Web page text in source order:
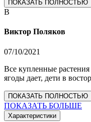
ПОКАЗАТЬ ПОЛНОСТЬЮ
В
Виктор Поляков
07/10/2021
Все купленные
ягоды дает, дети в
ПОКАЗАТЬ ПОЛНОСТЬЮ
ПОКАЗАТЬ БОЛЬШЕ
Характеристики